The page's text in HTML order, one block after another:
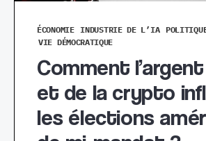
ÉCONOMIE INDUSTRIE DE L’IA
VIE DÉMOCRATIQUE
Comment l’argent
et de la crypto
les élections